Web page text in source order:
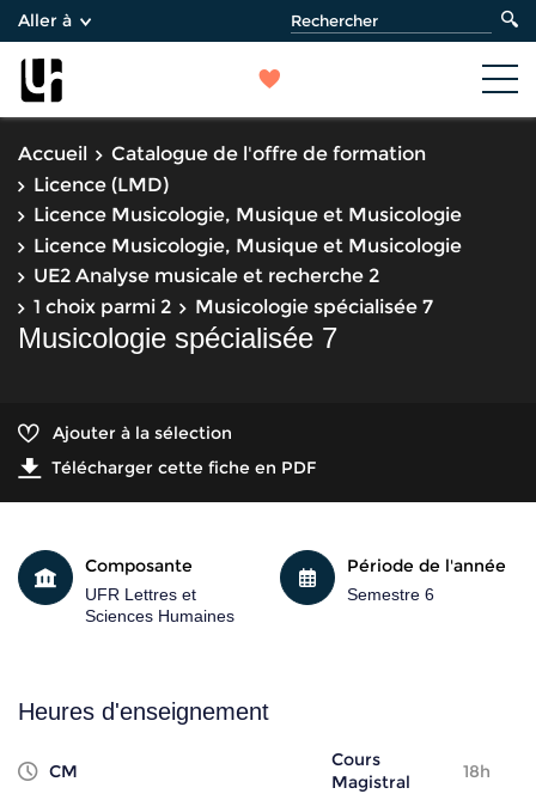
Aller à
Accueil
Catalogue de l'offre de formation
Licence (LMD)
Licence Musicologie, Musique et Musicologie
Licence Musicologie, Musique et Musicologie
UE2 Analyse musicale et recherche 2
1 choix parmi 2
Musicologie spécialisée 7
Musicologie spécialisée 7
Ajouter à la sélection
Télécharger cette fiche en PDF
Composante
UFR Lettres et
Sciences Humaines
Période de l'année
Semestre 6
Heures d'enseignement
CM
Cours
Magistral
18h